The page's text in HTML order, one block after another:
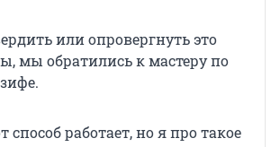
или опровергнуть это
мы обратились к мастеру по
способ работает, но я про такое